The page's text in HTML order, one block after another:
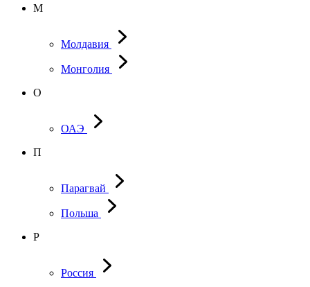
М
Молдавия
Монголия
О
ОАЭ
П
Парагвай
Польша
Р
Россия